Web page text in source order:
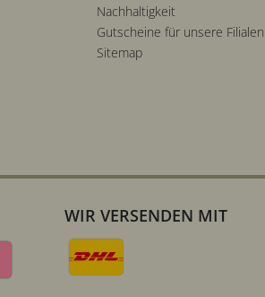
Nachhaltigkeit
Gutscheine für unsere Filialen
Sitemap
WIR VERSENDEN MIT